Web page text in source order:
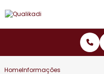
HomeInformações